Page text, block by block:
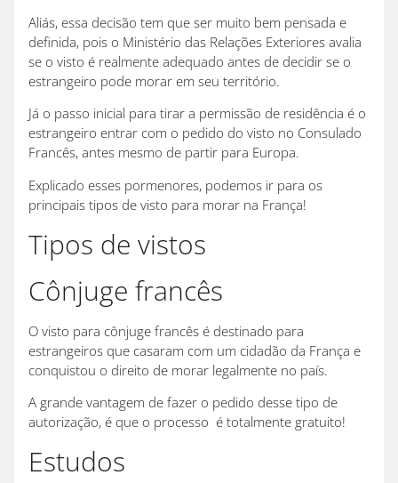
Aliás, essa decisão tem que ser muito bem pensada e
definida, pois o Ministério das Relações Exteriores avalia
se o visto é realmente adequado antes de decidir se o
estrangeiro pode morar em seu território.
Já o passo inicial para tirar a permissão de residência é o
estrangeiro entrar com o pedido do visto no Consulado
Francês, antes mesmo de partir para Europa.
Explicado esses pormenores, podemos ir para os
principais tipos de visto para morar na França!
Tipos de vistos
Cônjuge francês
O visto para cônjuge francês é destinado para
estrangeiros que casaram com um cidadão da França e
conquistou o direito de morar legalmente no país.
A grande vantagem de fazer o pedido desse tipo de
autorização, é que o processo é totalmente gratuito!
Estudos